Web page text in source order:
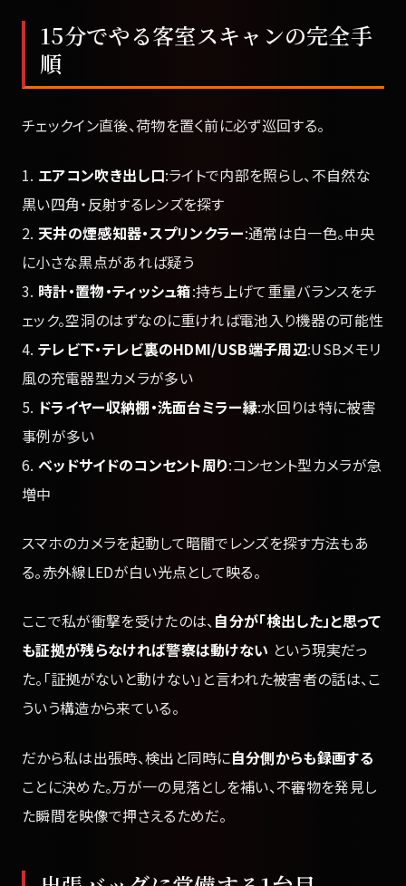
15分でやる客室スキャンの完全手
順
チェックイン直後、荷物を置く前に必ず巡回する。
1. エアコン吹き出し口:ライトで内部を照らし、不自然な
黒い四角・反射するレンズを探す
2. 天井の煙感知器・スプリンクラー:通常は白一色。中央
に小さな黒点があれば疑う
3. 時計・置物・ティッシュ箱:持ち上げて重量バランスをチ
ェック。空洞のはずなのに重ければ電池入り機器の可能性
4. テレビ下・テレビ裏のHDMI/USB端子周辺:USBメモリ
風の充電器型カメラが多い
5. ドライヤー収納棚・洗面台ミラー縁:水回りは特に被害
事例が多い
6. ベッドサイドのコンセント周り:コンセント型カメラが急
増中
スマホのカメラを起動して暗闇でレンズを探す方法もあ
る。赤外線LEDが白い光点として映る。
ここで私が衝撃を受けたのは、自分が「検出した」と思って
も証拠が残らなければ警察は動けない という現実だっ
た。「証拠がないと動けない」と言われた被害者の話は、こ
ういう構造から来ている。
だから私は出張時、検出と同時に自分側からも録画する
ことに決めた。万が一の見落としを補い、不審物を発見し
た瞬間を映像で押さえるためだ。